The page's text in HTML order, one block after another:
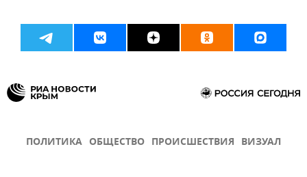
ПОЛИТИКА ОБЩЕСТВО ПРОИСШЕСТВИЯ ВИЗУАЛ